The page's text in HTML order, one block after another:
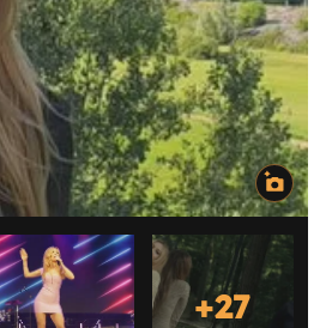
+27